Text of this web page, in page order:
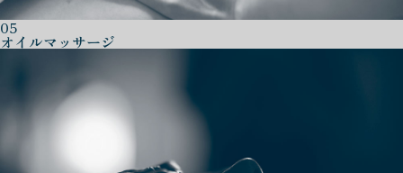
05
オイルマッサージ